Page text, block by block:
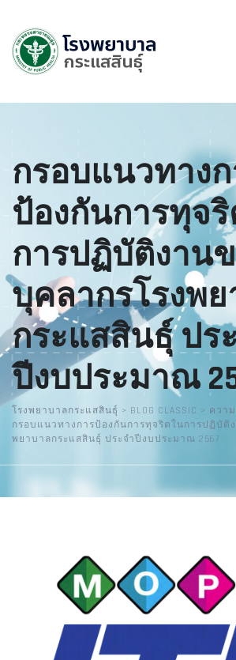
กรอบแนวทาง
ป้องกันการทุจ
การปฏิบัติงาน
บุคลากรโรงพ
กระแสสินธุ์ ปร
ปีงบประมาณ
โรงพยาบาลกระแสสินธุ์ > BLOG CLASSIC > ความ
กรอบแนวทางการป้องกันการทุจริตในการปฏิบัติ
พยาบาลกระแสสินธุ์ ประจำปีงบประมาณ 2567